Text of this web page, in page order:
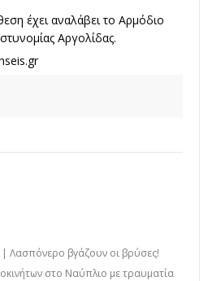
έχει αναλάβει το Αρμόδιο
Αργολίδας.
Λασπόνερο βγάζουν οι βρύσες!
στο Ναύπλιο με τραυματία